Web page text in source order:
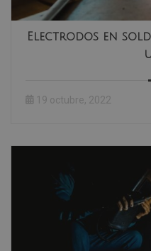
Electrodos en
19 octubre, 2022